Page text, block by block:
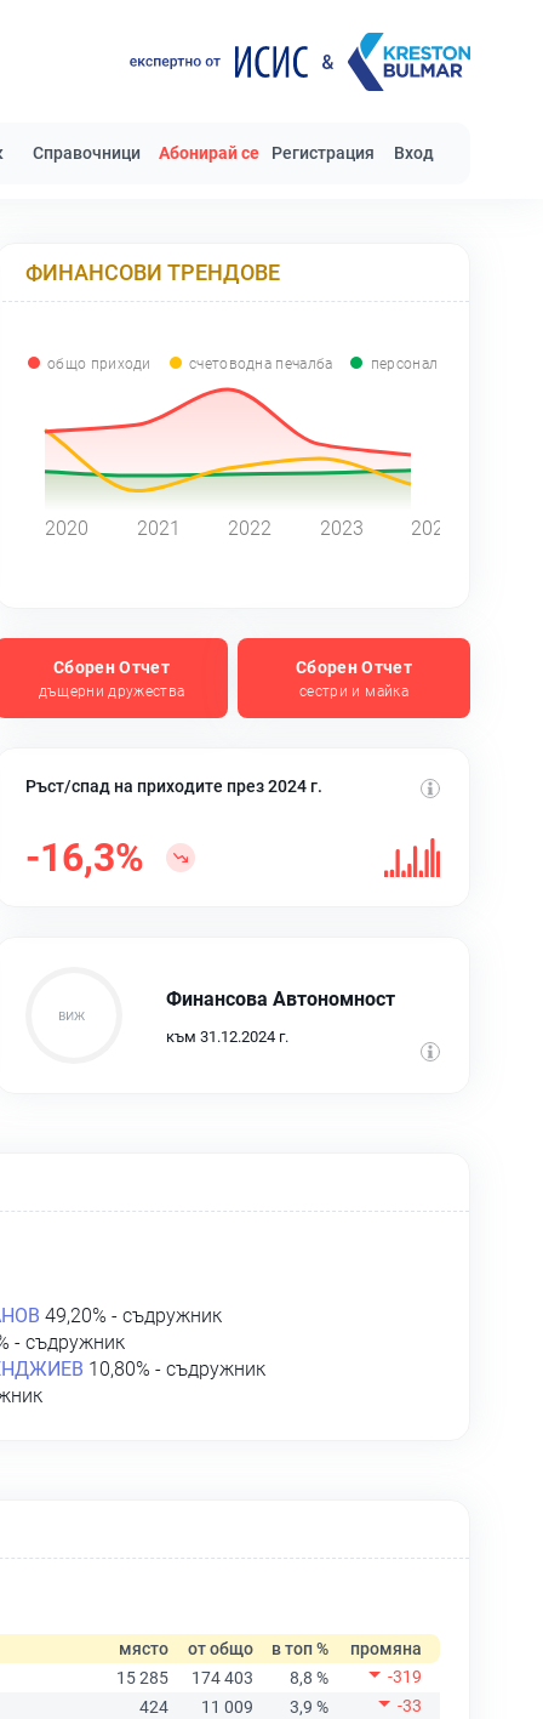
Справочници Абонирай се Регистрация Вход
ФИНАНСОВИ ТРЕНДОВЕ
общо приходи счетоводна печалба персонал
2020 2021 2022 2023 2024
Сборен Отчет
дъщерни дружества
Сборен Отчет
сестри и майка
Ръст/спад на приходите през 2024 г.
-16,3%
Финансова Автономност
към 31.12.2024 г.
49,20% - съдружник
- съдружник
10,80% - съдружник
място от общо в топ %
промяна
15 285
174 403 8,8 %
-319
424
11 009 3,9 %
-33